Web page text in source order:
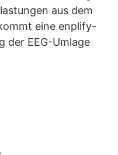
aus dem
eine enplify-
der EEG-Umlage